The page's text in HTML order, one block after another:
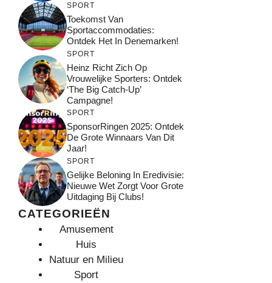
SPORT
Toekomst Van
Sportaccommodaties:
Ontdek Het In Denemarken!
SPORT
Heinz Richt Zich Op
Vrouwelijke Sporters: Ontdek
‘The Big Catch-Up’
Campagne!
SPORT
SponsorRingen 2025: Ontdek
De Grote Winnaars Van Dit
Jaar!
SPORT
Gelijke Beloning In Eredivisie:
Nieuwe Wet Zorgt Voor Grote
Uitdaging Bij Clubs!
CATEGORIEËN
Amusement
Huis
Natuur en Milieu
Sport